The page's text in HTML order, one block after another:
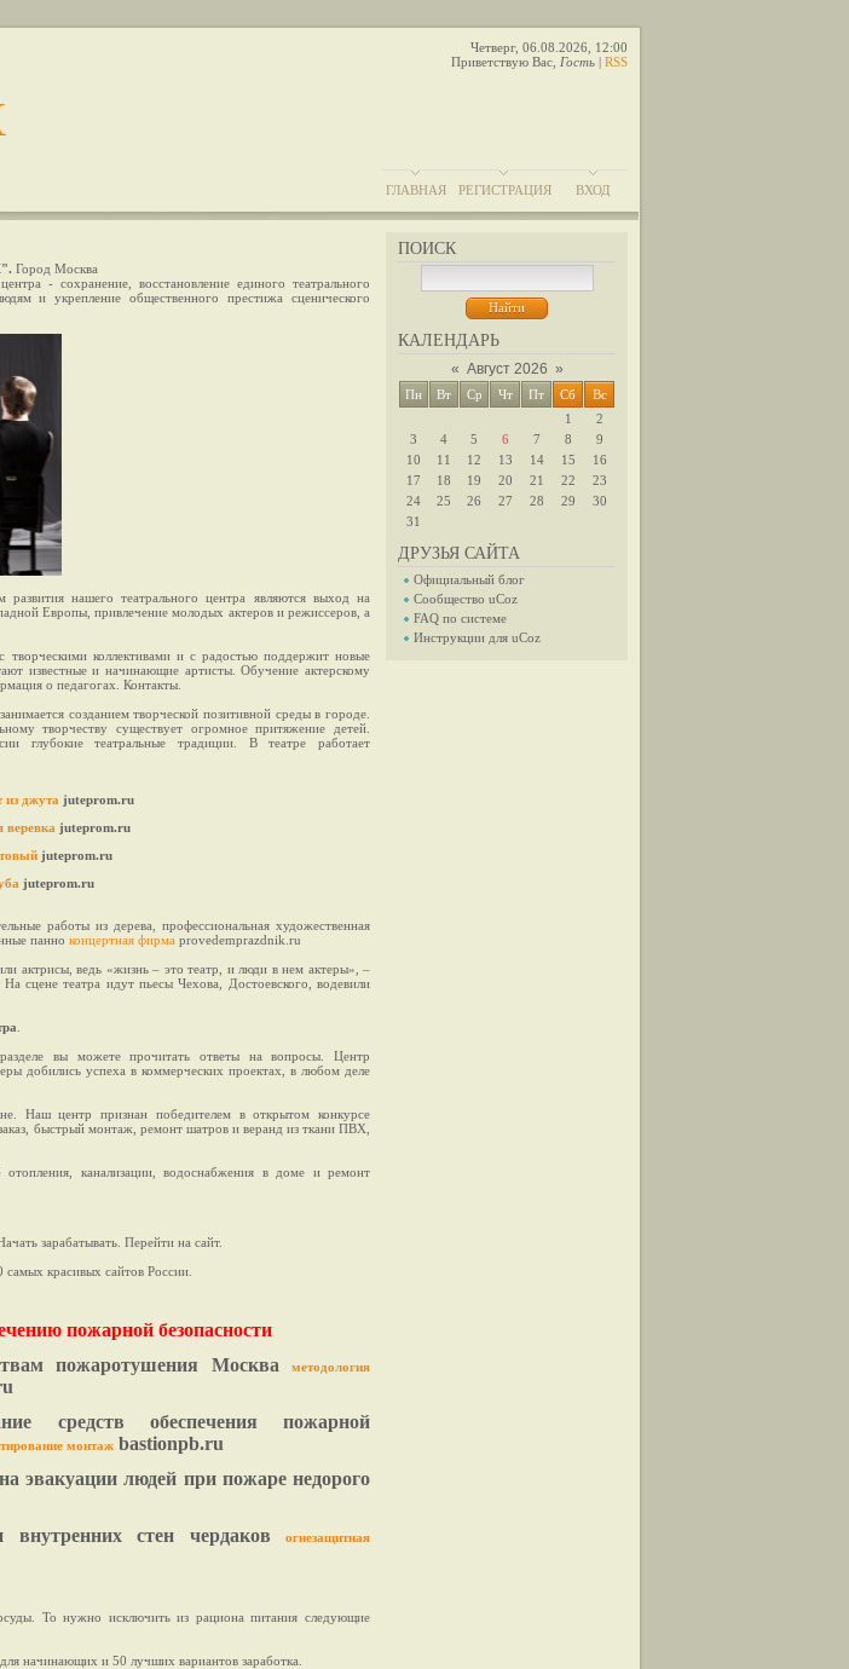
Четверг, 06.08.2026, 12:00
Приветствую Вас Гость | RSS
ГЛАВНАЯ РЕГИСТРАЦИЯ ВХОД
ПОИСК
КАЛЕНДАРЬ
« Август 2026 »
Пн Вт Ср Чт Пт Сб
Вс
1
2
3
4 5 6 7 8
9
10
11 12 13 14 15
16
17
18 19 20 21 22
23
24
25 26 27 28 29
30
31
ДРУЗЬЯ САЙТА
Официальный блог
Сообщество uCoz
FAQ по системе
Инструкции для uCoz
Город Москва
- сохранение, восстановление единого театрального
и укрепление общественного престижа сценического
нашего театрального центра являются выход на
Европы, привлечение молодых актеров и режиссеров, а
творческими коллективами и с радостью поддержит новые
известные и начинающие артисты. Обучение актерскому
о педагогах. Контакты.
созданием творческой позитивной среды в городе.
творчеству существует огромное притяжение детей.
театральные традиции. В театре работает
из джута juteprom.ru
веревка juteprom.ru
juteprom.ru
juteprom.ru
работы из дерева, профессиональная художественная
панно концертная фирма provedemprazdnik.ru
актрисы, ведь «жизнь – это театр, и люди в нем актеры», –
сцене театра идут пьесы Чехова, Достоевского, водевили
вы можете прочитать ответы на вопросы. Центр
добились успеха в коммерческих проектах, в любом деле
Наш центр признан победителем в открытом конкурсе
быстрый монтаж, ремонт шатров и веранд из ткани ПВХ,
канализации, водоснабжения в доме и ремонт
зарабатывать. Перейти на сайт.
красивых сайтов России.
пожарной безопасности
пожаротушения Москва
методология
средств обеспечения пожарной
монтаж bastionpb.ru
эвакуации людей при пожаре недорого
внутренних стен чердаков
огнезащитная
То нужно исключить из рациона питания следующие
начинающих и 50 лучших вариантов заработка.